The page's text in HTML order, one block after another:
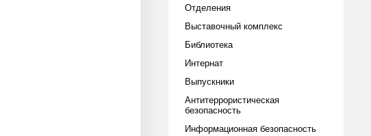
Отделения
Выставочный комплекс
Библиотека
Интернат
Выпускники
Антитеррористическая
безопасность
Информационная безопасность